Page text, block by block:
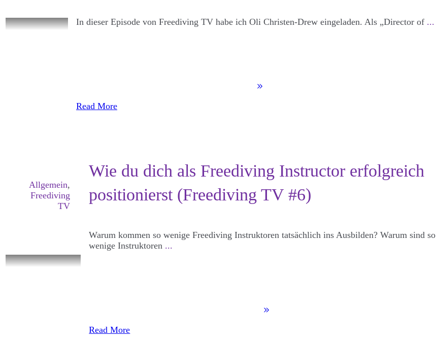
In dieser Episode von Freediving TV habe ich Oli Christen-Drew eingeladen. Als „Director of ...
Read More
Allgemein,
Freediving
TV
Wie du dich als Freediving Instructor erfolgreich
positionierst (Freediving TV #6)
Warum kommen so wenige Freediving Instruktoren tatsächlich ins Ausbilden? Warum sind so
wenige Instruktoren ...
Read More